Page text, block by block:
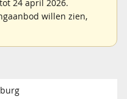
24 april 2026.
willen zien,